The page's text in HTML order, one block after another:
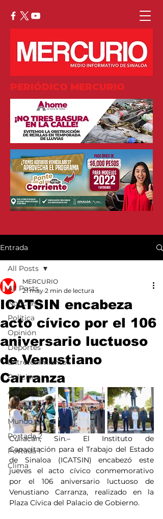
PERIÓDICO MERCURIO
Entrada
All Posts
Noticias
Política
Opinión
Deportes
Entretenimiento
Policiaca
Agricultura
México
Mundo
Portada 2
Portada 1
Clima
All Posts
ICATSIN encabeza
acto cívico por el 106
aniversario luctuoso
de Venustiano
Carranza
MERCURIO
21 may 2 min de lectura
Culiacán, Sin.– El Instituto de
Capacitación para el Trabajo del Estado
de Sinaloa (ICATSIN) encabezó este
jueves el acto cívico conmemorativo
por el 106 aniversario luctuoso de
Venustiano Carranza, realizado en la
Plaza Cívica del Palacio de Gobierno.